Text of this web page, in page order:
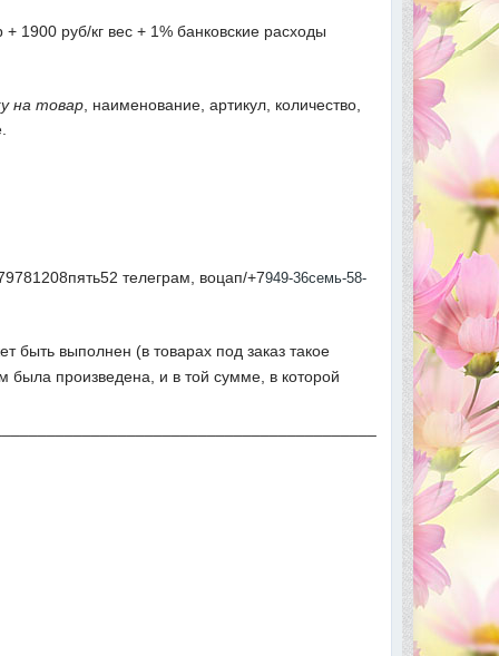
1900 руб/кг вес + 1% банковские расходы
на товар , наименование, артикул, количество,
телеграм, воцап/+7949-36семь-58-
быть выполнен (в товарах под заказ такое
была произведена, и в той сумме, в которой